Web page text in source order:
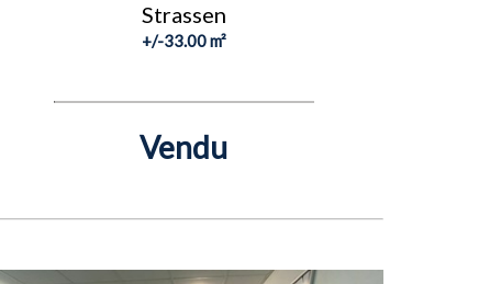
Strassen
+/-33.00 m²
Vendu